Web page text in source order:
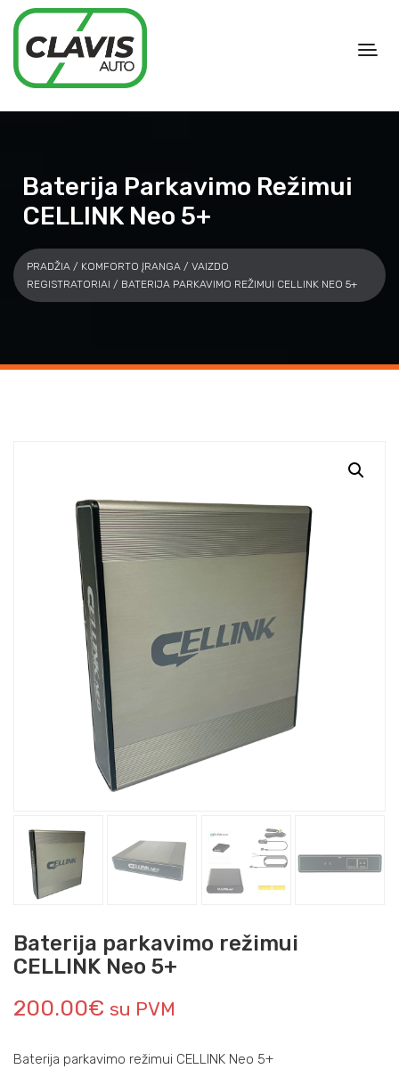
Baterija Parkavimo Režimui
CELLINK Neo 5+
PRADŽIA / KOMFORTO ĮRANGA / VAIZDO
REGISTRATORIAI / BATERIJA PARKAVIMO REŽIMUI CELLINK NEO 5+
Baterija parkavimo režimui
CELLINK Neo 5+
200.00€ su PVM
Baterija parkavimo režimui CELLINK Neo 5+